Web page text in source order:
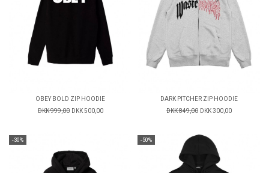
OBEY BOLD ZIP HOODIE
DKK 999,00 DKK 500,00
DARK PITCHER ZIP HOODIE
DKK 849,00 DKK 300,00
-30% -50%